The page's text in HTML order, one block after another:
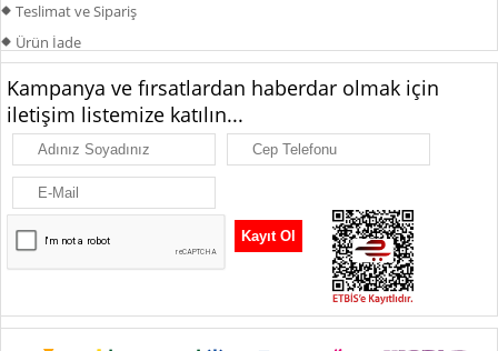
Teslimat ve Sipariş
Ürün İade
Kampanya ve fırsatlardan haberdar olmak için
iletişim listemize katılın...